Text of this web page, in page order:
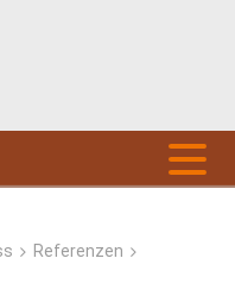
Referenzen